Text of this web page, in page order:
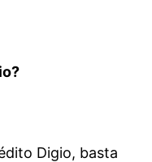
Digio, basta